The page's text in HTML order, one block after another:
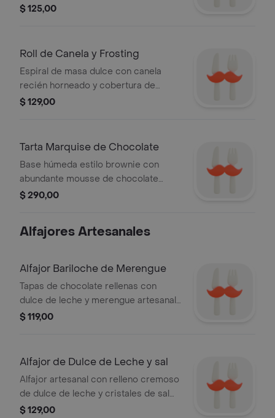
chocolate.
$ 125,00
Roll de Canela y Frosting
Espiral de masa dulce con canela
recién horneado y cobertura de
frosting de crema.
$ 129,00
Tarta Marquise de Chocolate
Base húmeda estilo brownie con
abundante mousse de chocolate
artesanal.
$ 290,00
Alfajores Artesanales
Alfajor Bariloche de Merengue
Tapas de chocolate rellenas con
dulce de leche y merengue artesanal,
bañado en chocolate.
$ 119,00
Alfajor de Dulce de Leche y sal
Alfajor artesanal con relleno cremoso
de dulce de leche y cristales de sal
marina.
$ 129,00